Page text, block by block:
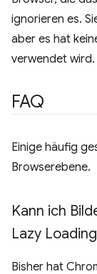
ignorieren es.
aber es hat
verwendet wird.
FAQ
Einige häufig
Browserebene.
Kann ich
Lazy
Bisher hat